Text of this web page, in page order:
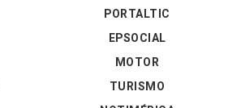
PORTALTIC
EPSOCIAL
MOTOR
TURISMO